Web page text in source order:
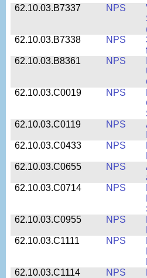
62.10.03.B7337
NPS
62.10.03.B7338
NPS
62.10.03.B8361
NPS
62.10.03.C0019
NPS
62.10.03.C0119
NPS
62.10.03.C0433
NPS
62.10.03.C0655
NPS
62.10.03.C0714
NPS
62.10.03.C0955
NPS
62.10.03.C1111
NPS
62.10.03.C1114
NPS